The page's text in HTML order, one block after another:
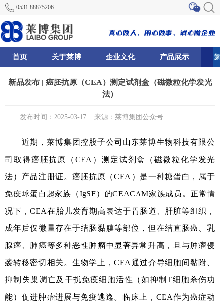
0531-88875206
首页 关于莱博 企业文化 产品展示
新品发布 | 癌胚抗原（CEA）测定试剂盒（磁微粒化学发光
法）
发布时间：2025-03-17 来源：莱博集团公众号
近期，莱博集团控股子公司山东莱博生物科技有限公
司取得癌胚抗原（CEA）测定试剂盒（磁微粒化学发光
法） 产品注册证。 癌胚抗原（CEA）是一种糖蛋白，属于
免疫球蛋白超家族（IgSF）的CEACAM家族成员。正常情
况下，CEA在胎儿发育期高表达于胃肠道、肝脏等组织，
成年后仅微量存在于结肠黏膜等部位，但在结直肠癌、乳
腺癌、肺癌等多种恶性肿瘤中显著异常升高，且与肿瘤侵
袭转移密切相关。生物学上，CEA通过介导细胞间黏附、
抑制失巢凋亡及干扰免疫细胞活性（如抑制T细胞杀伤功
能）促进肿瘤进展与免疫逃逸。临床上，CEA作为癌症动